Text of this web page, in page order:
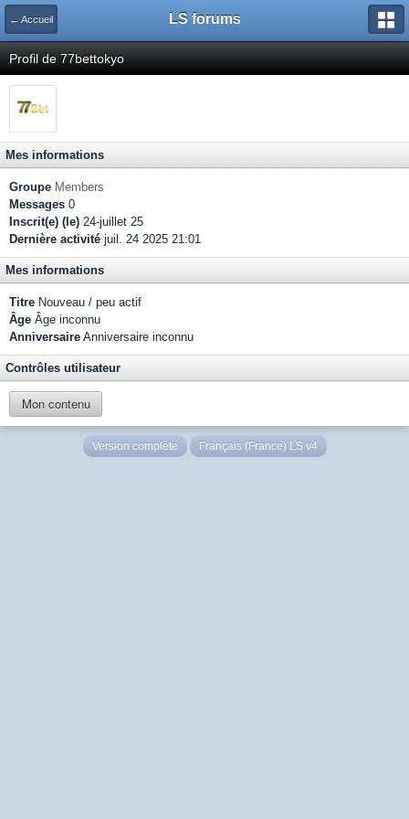
← Accueil LS forums
Profil de 77bettokyo
Mes informations
Groupe Members
Messages 0
Inscrit(e) (le) 24-juillet 25
Dernière activité juil. 24 2025 21:01
Mes informations
Titre Nouveau / peu actif
Âge Âge inconnu
Anniversaire Anniversaire inconnu
Contrôles utilisateur
Mon contenu
Version complète Français (France) LS v4